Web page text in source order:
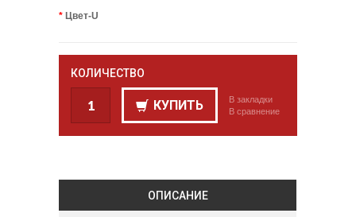
Цвет-U
КОЛИЧЕСТВО
КУПИТЬ
В закладки
В сравнение
ОПИСАНИЕ